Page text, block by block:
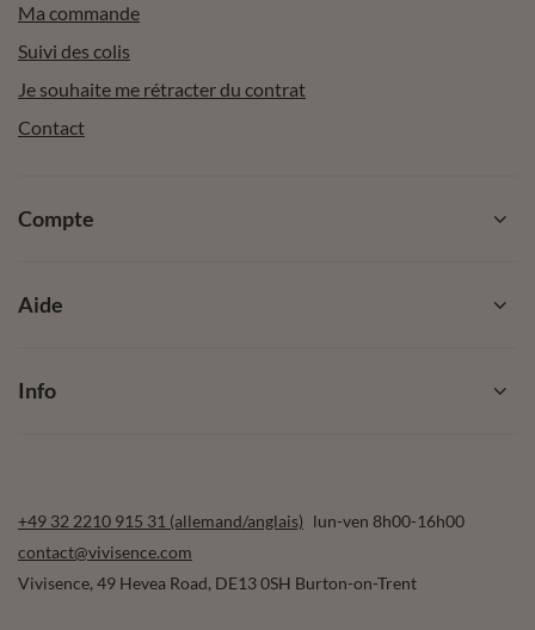
Ma commande
Suivi des colis
Je souhaite me rétracter du contrat
Contact
Compte
Aide
Info
+49 32 2210 915 31 (allemand/anglais) lun-ven 8h00-16h00
contact@vivisence.com
Vivisence, 49 Hevea Road, DE13 0SH Burton-on-Trent